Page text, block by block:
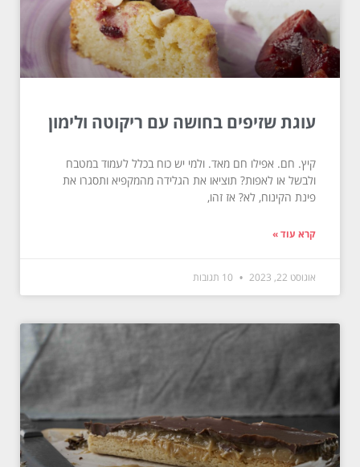
עוגת שזיפים בחושה עם ריקוטה ולימון
קיץ. חם. אפילו חם מאד. ולמי יש כוח בכלל לעמוד במטבח
ולבשל או לאפות? תוציאו את הגלידה מהמקפיא ותסגרו את
פינת הקינוח, לא? אז זהו,
קרא עוד »
אוגוסט 22, 2023